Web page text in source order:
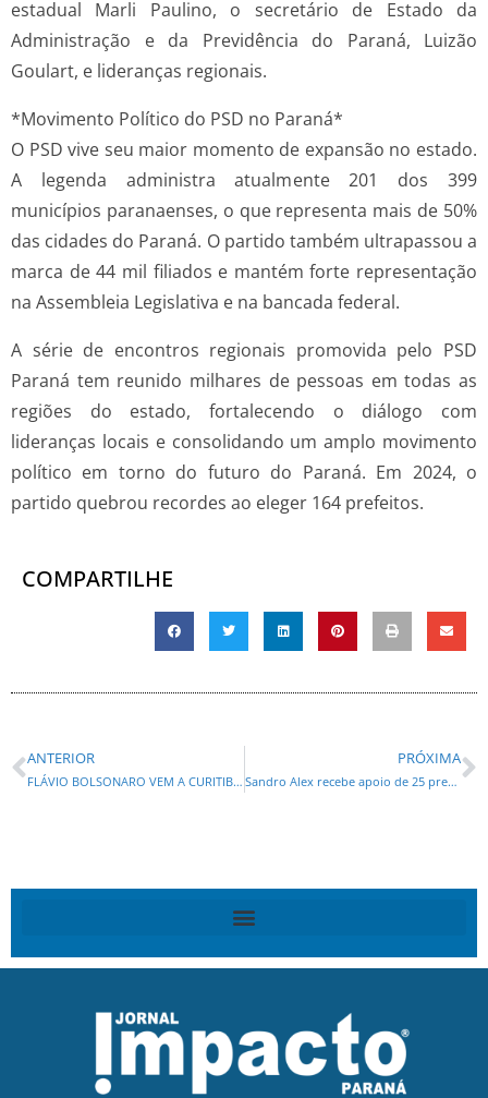
estadual Marli Paulino, o secretário de Estado da
Administração e da Previdência do Paraná, Luizão
Goulart, e lideranças regionais.
*Movimento Político do PSD no Paraná*
O PSD vive seu maior momento de expansão no estado.
A legenda administra atualmente 201 dos 399
municípios paranaenses, o que representa mais de 50%
das cidades do Paraná. O partido também ultrapassou a
marca de 44 mil filiados e mantém forte representação
na Assembleia Legislativa e na bancada federal.
A série de encontros regionais promovida pelo PSD
Paraná tem reunido milhares de pessoas em todas as
regiões do estado, fortalecendo o diálogo com
lideranças locais e consolidando um amplo movimento
político em torno do futuro do Paraná. Em 2024, o
partido quebrou recordes ao eleger 164 prefeitos.
COMPARTILHE
ANTERIOR
FLÁVIO BOLSONARO VEM A CURITIBA PARA COMÍCIO COM SÉRGIO MORO. RATINHO JR BOTA O BLOCO NA RUA.
PRÓXIMA
Sandro Alex recebe apoio de 25 prefeitos da Região Metropolitana de Curitiba